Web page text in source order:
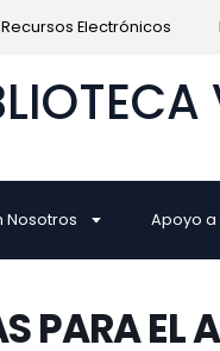
Electrónicos
Nosotros Apoyo a
PARA EL